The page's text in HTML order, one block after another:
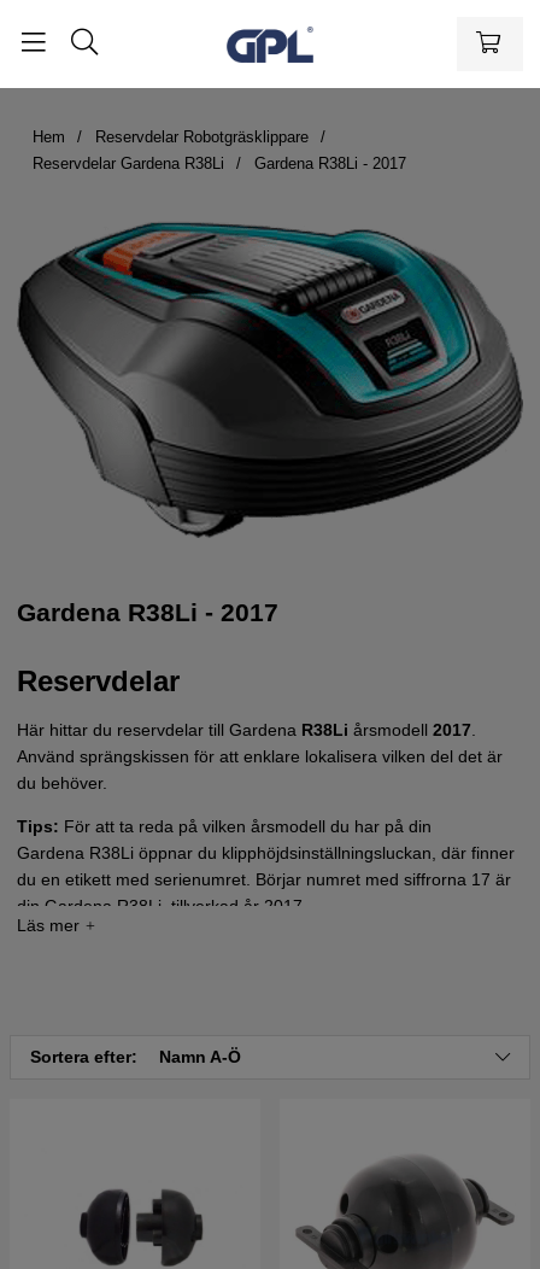
Hem
Reservdelar Robotgräsklippare
Reservdelar Gardena R38Li
Gardena R38Li - 2017
Gardena R38Li - 2017
Reservdelar
Här hittar du reservdelar till Gardena R38Li årsmodell 2017.
Använd sprängskissen för att enklare lokalisera vilken del det är
du behöver.
Tips: För att ta reda på vilken årsmodell du har på din
Gardena R38Li öppnar du klipphöjdsinställningsluckan, där finner
du en etikett med serienumret. Börjar numret med siffrorna 17 är
din Gardena R38Li, tillverkad år 2017.
Sortera efter: Namn A-Ö